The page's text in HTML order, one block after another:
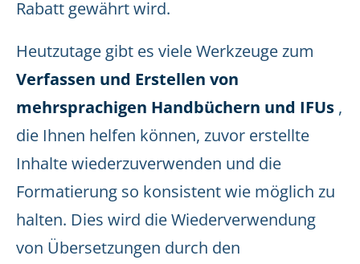
Rabatt gewährt wird.
Heutzutage gibt es viele Werkzeuge zum
Verfassen und Erstellen von
mehrsprachigen Handbüchern und IFUs ,
die Ihnen helfen können, zuvor erstellte
Inhalte wiederzuverwenden und die
Formatierung so konsistent wie möglich zu
halten. Dies wird die Wiederverwendung
von Übersetzungen durch den